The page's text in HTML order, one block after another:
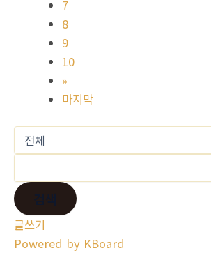
7
8
9
10
»
마지막
글쓰기
Powered by KBoard